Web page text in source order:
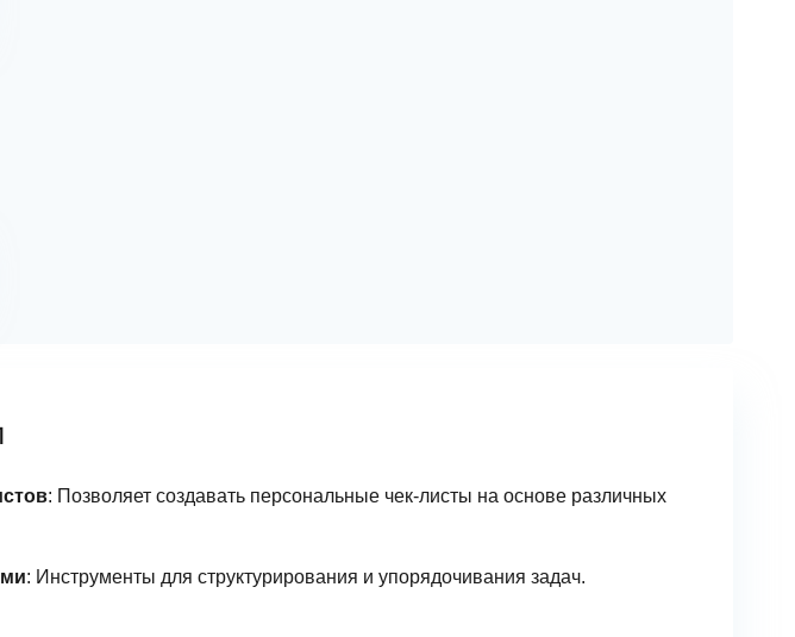
: Позволяет создавать персональные чек-листы на основе различных
: Инструменты для структурирования и упорядочивания задач.